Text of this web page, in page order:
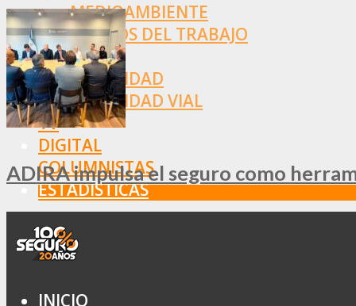
MEDIOAMBIENTE
RIESGOS DEL TRABAJO
SALUD
SEGURIDAD
SEGURIDAD VIAL
TV
DIGITAL
COLUMNISTAS
ESTADÍSTICAS
ADIRA impulsa el seguro como
INICIO